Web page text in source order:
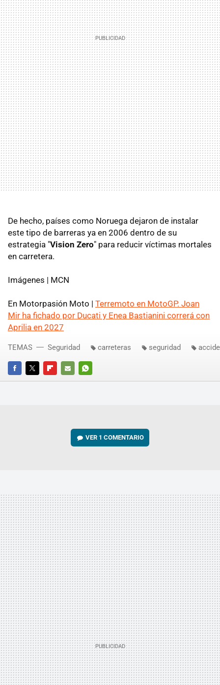
De hecho, países como Noruega dejaron de instalar
este tipo de barreras ya en 2006 dentro de su
estrategia "Vision Zero" para reducir víctimas mortales
en carretera.
Imágenes | MCN
En Motorpasión Moto | Terremoto en MotoGP. Joan
Mir ha fichado por Ducati y Enea Bastianini correrá con
Aprilia en 2027
FACEBOOKTWITTERFLIPBOARD
E-
WHATSAPP
TEMAS Seguridad carreteras seguridad
VER 1 COMENTARIO